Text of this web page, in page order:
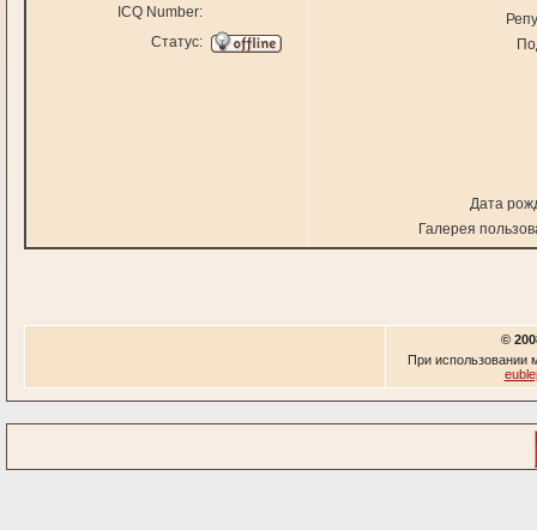
Дата
Галерея
ICQ Number:
Статус:
©
При использовании